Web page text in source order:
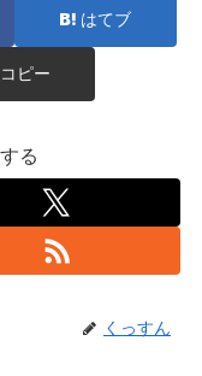
はてブ
コピー
る
くっすん